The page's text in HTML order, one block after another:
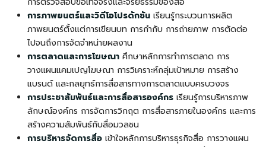
การภาพยนตร์และวิดีโอโปรดักชัน เรียนรู้กระบวนการผลิต
ภาพยนตร์ตั้งแต่การเขียนบท การกำกับ การถ่ายภาพ การตัดต่อ
ไปจนถึงการจัดจำหน่ายผลงาน
การตลาดและการโฆษณา ศึกษาหลักการทำการตลาด การ
วางแผนแคมเปญโฆษณา การวิเคราะห์กลุ่มเป้าหมาย การสร้าง
แบรนด์ และกลยุทธ์การสื่อสารทางการตลาดแบบครบวงจร
การประชาสัมพันธ์และการสื่อสารองค์กร เรียนรู้การบริหารภาพ
ลักษณ์องค์กร การจัดการวิกฤต การสื่อสารภายในองค์กร และการ
สร้างความสัมพันธ์กับสื่อมวลชน
การบริหารจัดการสื่อ เข้าใจหลักการบริหารธุรกิจสื่อ การวางแผน